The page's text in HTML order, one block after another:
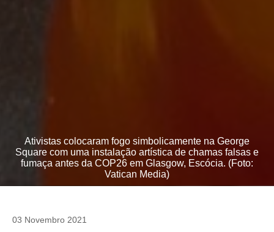
Ativistas colocaram fogo simbolicamente na George
Square com uma instalação artística de chamas falsas e
fumaça antes da COP26 em Glasgow, Escócia. (Foto:
Vatican Media)
03 Novembro 2021